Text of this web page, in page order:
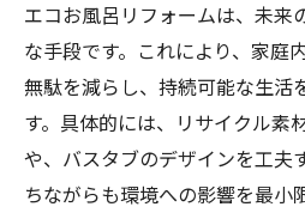
エコお風呂リフォームは、未来
な手段です。これにより、家庭
無駄を減らし、持続可能な生活
す。具体的には、リサイクル素
や、バスタブのデザインを工夫
ちながらも環境への影響を最小